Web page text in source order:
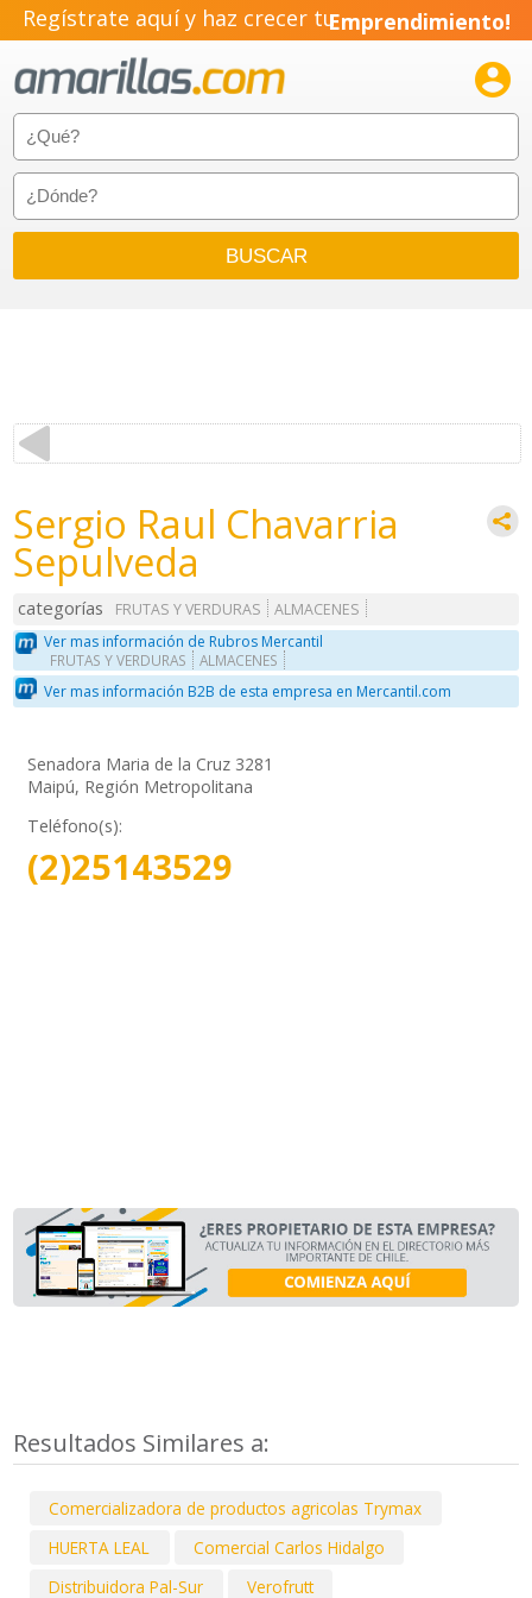
Regístrate aquí y haz crecer tu
Emprendimiento!

Sergio Raul Chavarria
Sepulveda
categorías FRUTAS Y VERDURAS
ALMACENES
Ver mas información de Rubros Mercantil
FRUTAS Y VERDURAS ALMACENES
Ver mas información B2B de esta empresa en Mercantil.com
Senadora Maria de la Cruz 3281
Maipú, Región Metropolitana
Teléfono(s):
(2)25143529
Resultados Similares a:
Comercializadora de productos agricolas Trymax
HUERTA LEAL
Comercial Carlos Hidalgo
Distribuidora Pal-Sur
Verofrutt